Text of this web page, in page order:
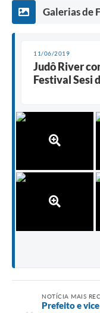
Galerias de
11/06/2019
Judô River
Festival Sesi
NOTÍCIA MAIS
Prefeito e